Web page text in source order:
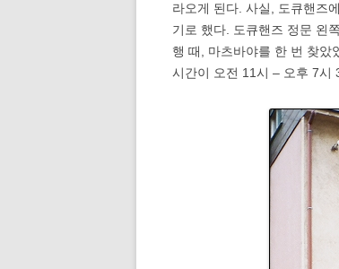
라오게 된다. 사실, 도큐핸즈
기로 했다. 도큐핸즈 정문 왼
행 때, 마츠바야를 한 번 찾았
시간이 오전 11시 – 오후 7시